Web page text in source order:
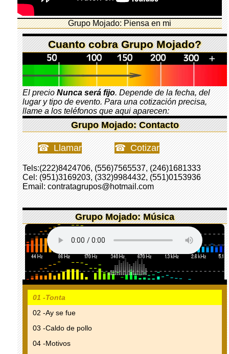
Grupo Mojado: Piensa en mi
Cuanto cobra Grupo Mojado?
El precioNunca será fijo. Depende de la fecha, del
lugar y tipo de evento. Para una cotización precisa,
llame a los teléfonos que aqui aparecen:
Grupo Mojado: Contacto
Llamar Cotizar
Tels:(222)8424706, (556)7565537, (246)1681333
Cel: (951)3169203, (332)9984432, (551)0153936
Email: contratagrupos@hotmail.com
Grupo Mojado: Música
01 -Tonta
02 -Ay se fue
03 -Caldo de pollo
04 -Motivos